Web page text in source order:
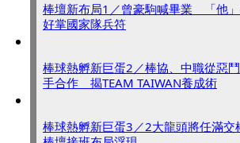
棒壇新布局1／曾豪駒喊畢業 「他
好掌國家隊兵符
棒球熱孵新巨蛋2／棒協、中職從惡
手合作 揭TEAM TAIWAN養成術
棒球熱孵新巨蛋3／2大龍頭將任滿